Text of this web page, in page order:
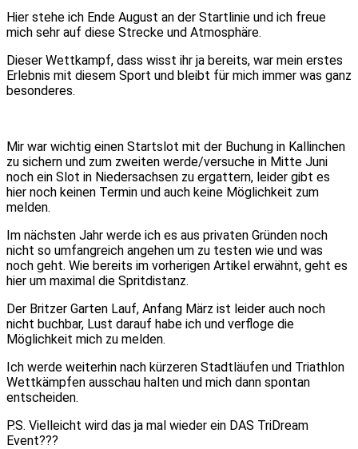
Hier stehe ich Ende August an der Startlinie und ich freue
mich sehr auf diese Strecke und Atmosphäre.
Dieser Wettkampf, dass wisst ihr ja bereits, war mein erstes
Erlebnis mit diesem Sport und bleibt für mich immer was ganz
besonderes.
Mir war wichtig einen Startslot mit der Buchung in Kallinchen
zu sichern und zum zweiten werde/versuche in Mitte Juni
noch ein Slot in Niedersachsen zu ergattern, leider gibt es
hier noch keinen Termin und auch keine Möglichkeit zum
melden.
Im nächsten Jahr werde ich es aus privaten Gründen noch
nicht so umfangreich angehen um zu testen wie und was
noch geht. Wie bereits im vorherigen Artikel erwähnt, geht es
hier um maximal die Spritdistanz.
Der Britzer Garten Lauf, Anfang März ist leider auch noch
nicht buchbar, Lust darauf habe ich und verfloge die
Möglichkeit mich zu melden.
Ich werde weiterhin nach kürzeren Stadtläufen und Triathlon
Wettkämpfen ausschau halten und mich dann spontan
entscheiden.
P.S. Vielleicht wird das ja mal wieder ein DAS TriDream
Event???